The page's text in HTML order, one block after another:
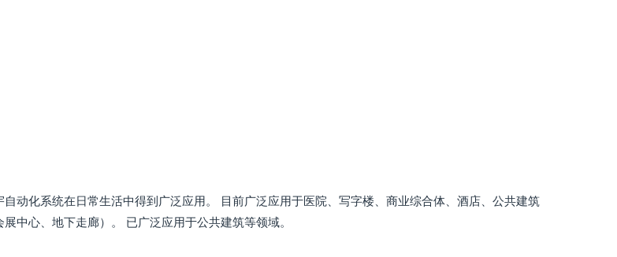
动化系统在日常生活中得到广泛应用。 目前广泛应用于医院、写字楼、商业综合体、酒店、公共建筑
中心、地下走廊）。 已广泛应用于公共建筑等领域。